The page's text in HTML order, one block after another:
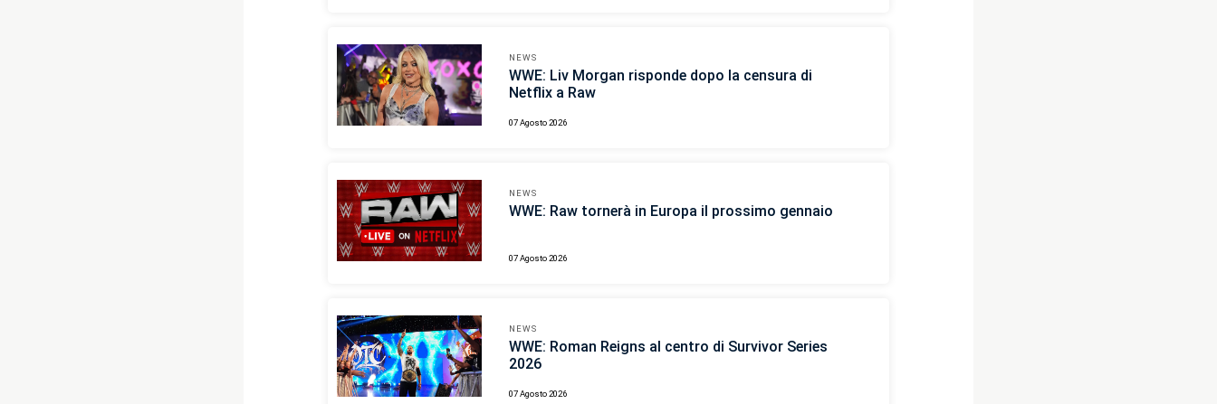
NEWS
WWE: Liv Morgan risponde dopo la censura di
Netflix a Raw
07 Agosto 2026
NEWS
WWE: Raw tornerà in Europa il prossimo gennaio
07 Agosto 2026
NEWS
WWE: Roman Reigns al centro di Survivor Series
2026
07 Agosto 2026